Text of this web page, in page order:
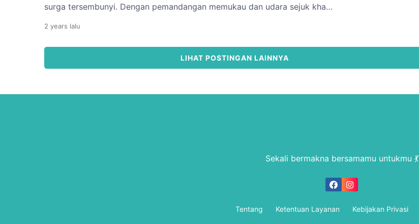
surga tersembunyi. Dengan pemandangan memukau dan udara sejuk khas
melepaskan diri sejenak dari rutinitas dan hiruk pikuk kota. Berikut adalah
2 years lalu
LIHAT POSTINGAN LAINNYA
Sekali bermakna bersamamu untukmu 💃
Tentang Ketentuan Layanan Kebijakan Privasi